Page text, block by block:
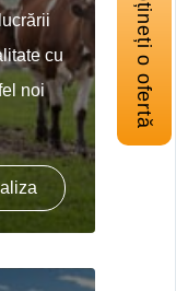
cu
noi
Obțineți o ofertă